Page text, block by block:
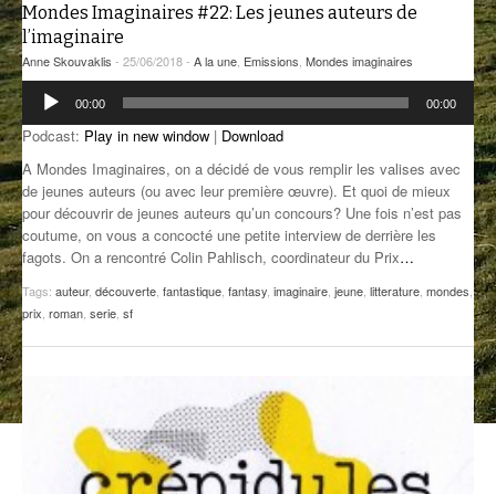
LA MINUTE LITTÉRAIRE
LA SOUTERRAINE
MUSIQUE DES ANTIPODES
SONORIK
THEME FORCE
ZIRCONIUM
Mondes Imaginaires #22: Les jeunes auteurs de
l’imaginaire
Anne Skouvaklis - 25/06/2018 - A la une Emissions Mondes imaginaires
Lecteur
audio
00:00 00:00
Podcast: Play in new window | Download
A Mondes Imaginaires, on a décidé de vous remplir les valises avec
de jeunes auteurs (ou avec leur première œuvre). Et quoi de mieux
pour découvrir de jeunes auteurs qu’un concours? Une fois n’est pas
coutume, on vous a concocté une petite interview de derrière les
fagots. On a rencontré Colin Pahlisch, coordinateur du Prix…
Tags: auteur, découverte fantastique fantasy imaginaire jeune litterature mondes
prix roman serie sf